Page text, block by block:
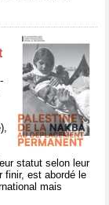
statut selon leur
finir, est abordé le
mais